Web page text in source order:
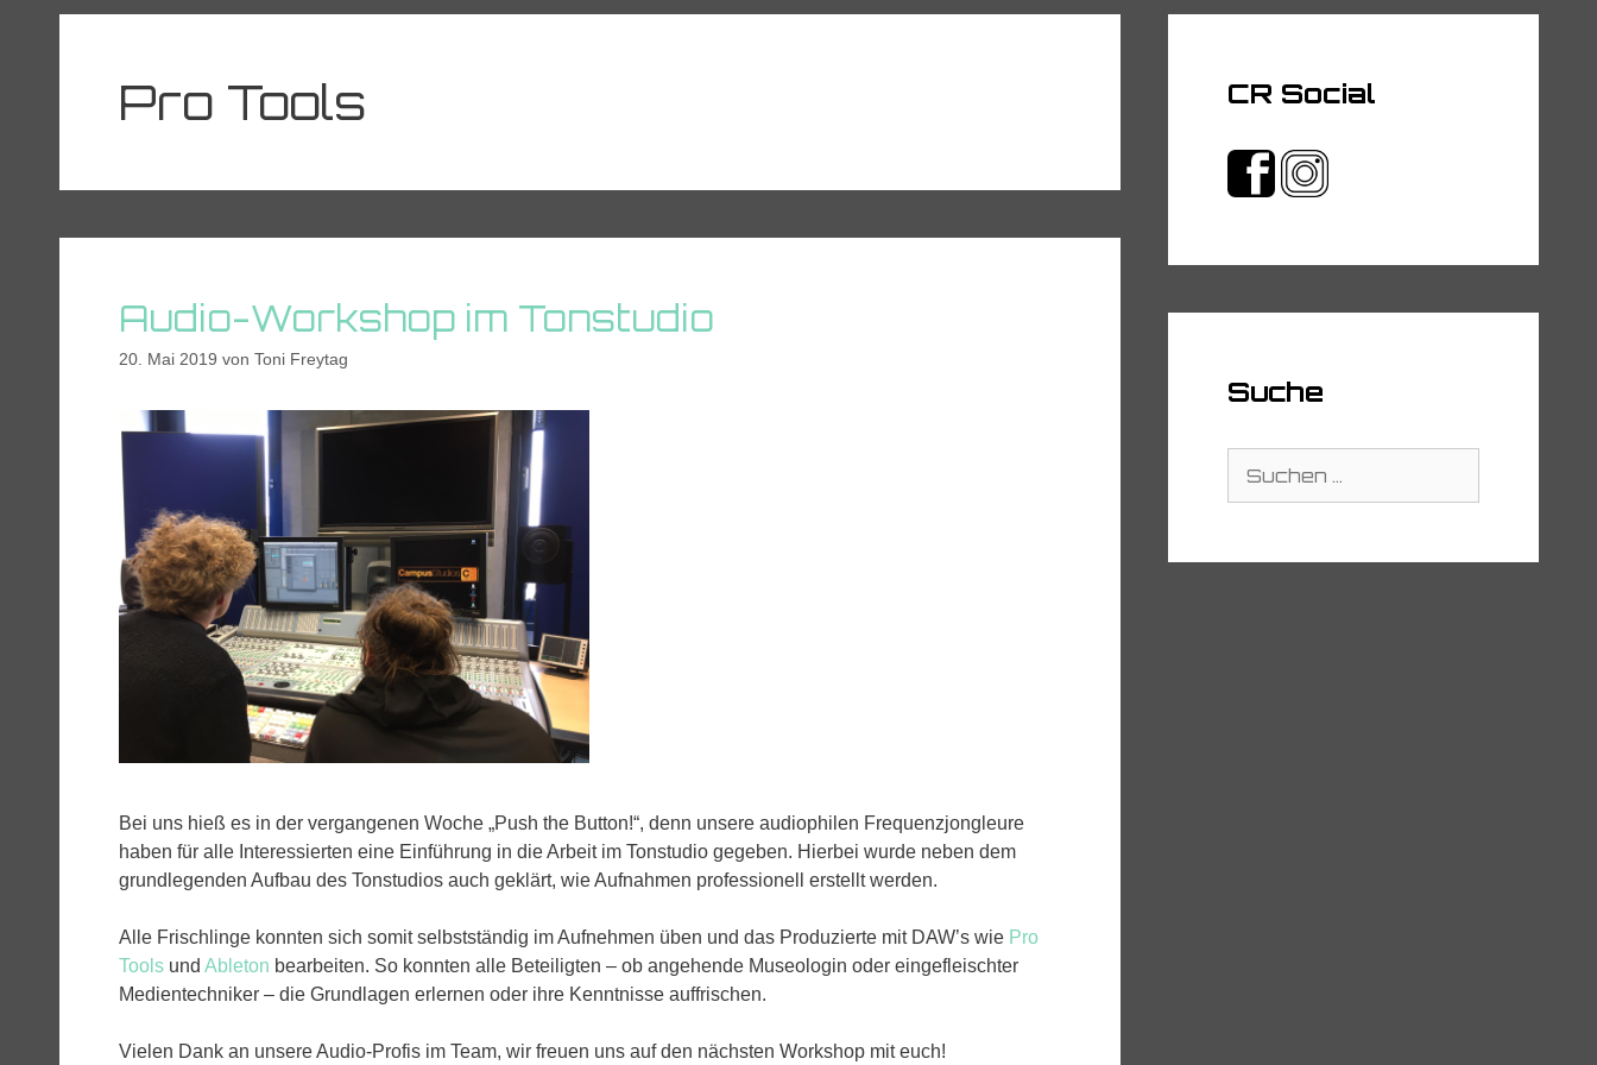
Pro Tools
Audio-Workshop im Tonstudio
20. Mai 2019 von Toni Freytag
Bei uns hieß es in der vergangenen Woche „Push the Button!“, denn unsere audiophilen Frequenzjongleure
haben für alle Interessierten eine Einführung in die Arbeit im Tonstudio gegeben. Hierbei wurde neben dem
grundlegenden Aufbau des Tonstudios auch geklärt, wie Aufnahmen professionell erstellt werden.
Alle Frischlinge konnten sich somit selbstständig im Aufnehmen üben und das Produzierte mit DAW’s wie Pro
Toolsund Ableton bearbeiten. So konnten alle Beteiligten – ob angehende Museologin oder eingefleischter
Medientechniker – die Grundlagen erlernen oder ihre Kenntnisse auffrischen.
Vielen Dank an unsere Audio-Profis im Team, wir freuen uns auf den nächsten Workshop mit euch!
CR Social
Suche